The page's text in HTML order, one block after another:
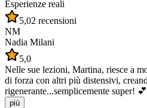
Esperienze reali
5,02 recensioni
NM
Nadia Milani
5,0
Nelle sue lezioni, Martina, riesce a
di forza con altri più distensivi,
rigenerante...semplicemente super! 💕
più